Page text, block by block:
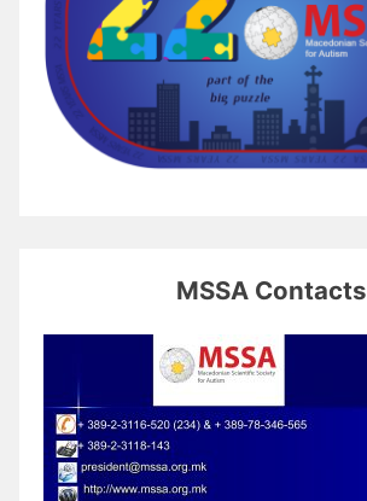
MSSA Contacts